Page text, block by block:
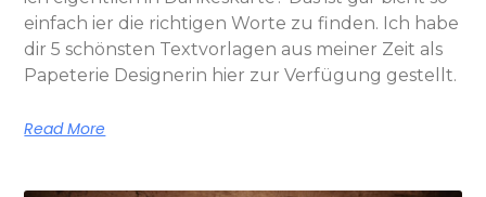
einfach ier die richtigen Worte zu finden. Ich habe
dir 5 schönsten Textvorlagen aus meiner Zeit als
Papeterie Designerin hier zur Verfügung gestellt.
Read More